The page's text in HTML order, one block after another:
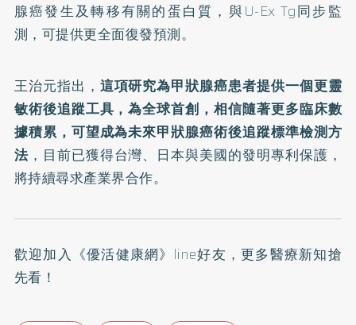
腺癌發生及轉移有關的蛋白質，與U-Ex Tg同步監
測，可提供更全面復發預測。
王治元指出， 這項研究為甲狀腺癌患者提供一個更靈
敏術後追蹤工具，為全球首創，相信隨著更多臨床數
據積累，可望成為未來甲狀腺癌術後追蹤標準檢測方
法 ，目前已獲得台灣、日本與美國的發明專利保護，
將持續尋求產業界合作。
歡迎加入 《優活健康網》line好友 ，更多醫療新知搶
先看！